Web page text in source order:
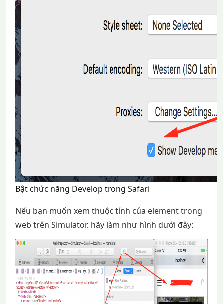
Bật chức năng Develop trong Safari
Nếu bạn muốn xem thuộc tính của element trong
web trên Simulator, hãy làm như hình dưới đây: